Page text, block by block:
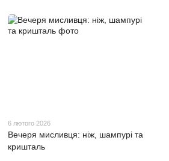
6 лютого 2026
Вечеря мисливця: ніж, шампурі та
кришталь